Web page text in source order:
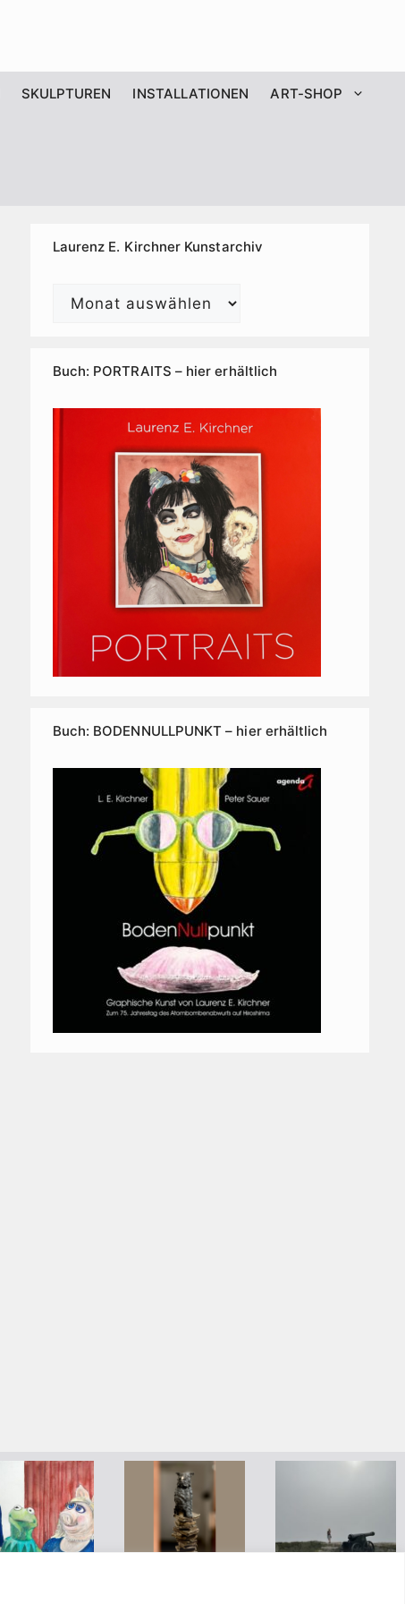
SKULPTUREN INSTALLATIONEN ART-SHOP
Laurenz E. Kirchner Kunstarchiv
Laurenz
Buch: PORTRAITS – hier erhältlich
Buch: BODENNULLPUNKT – hier erhältlich